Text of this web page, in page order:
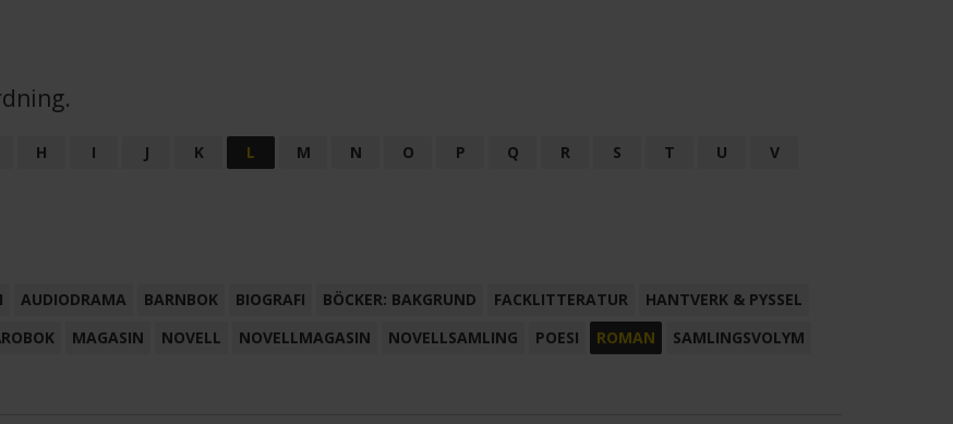
H I J K L M N O P Q R S T U
V
AUDIODRAMA BARNBOK BIOGRAFI BÖCKER: BAKGRUND FACKLITTERATUR
HANTVERK & PYSSEL
MAGASIN NOVELL NOVELLMAGASIN NOVELLSAMLING POESI ROMAN
SAMLINGSVOLYM